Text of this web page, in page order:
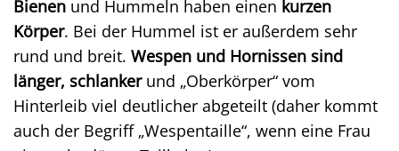
Bienen und Hummeln haben einen kurzen
Körper. Bei der Hummel ist er außerdem sehr
rund und breit. Wespen und Hornissen sind
länger, schlankerund „Oberkörper“ vom
Hinterleib viel deutlicher abgeteilt (daher kommt
auch der Begriff „Wespentaille“, wenn eine Frau